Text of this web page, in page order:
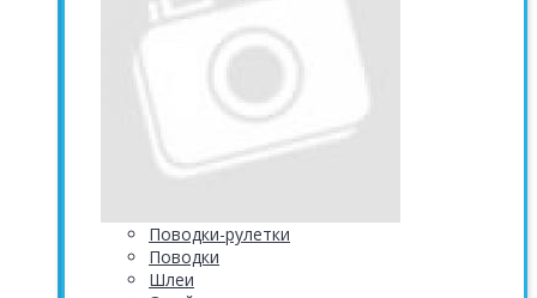
Поводки-рулетки
Поводки
Шлеи